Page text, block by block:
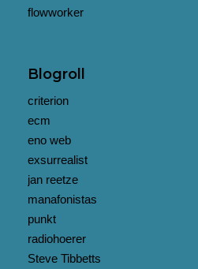
flowworker
Blogroll
criterion
ecm
eno web
exsurrealist
jan reetze
manafonistas
punkt
radiohoerer
Steve Tibbetts